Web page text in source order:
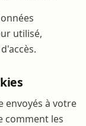
utilisé,
envoyés à votre
comment les